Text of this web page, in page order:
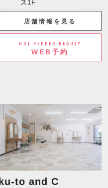
ス1F
店舗情報を見る
HOT PEPPER BEAUTY
WEB予約
ku-to and C